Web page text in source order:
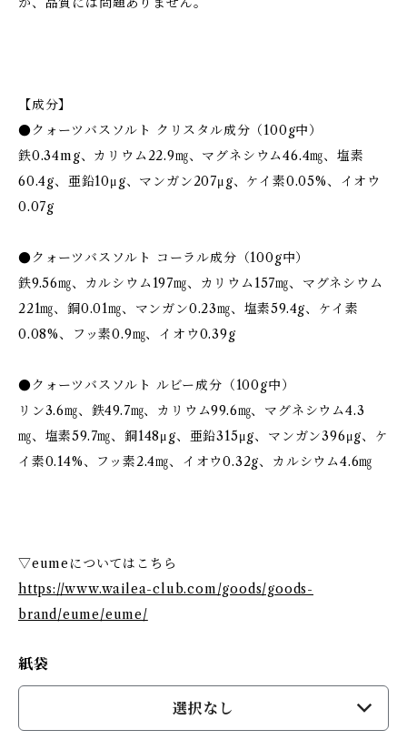
【成分】
●クォーツバスソルト クリスタル成分（100g中）
鉄0.34mg、カリウム22.9㎎、マグネシウム46.4㎎、塩素
60.4g、亜鉛10μg、マンガン207μg、ケイ素0.05%、イオウ
0.07g
●クォーツバスソルト コーラル成分（100g中）
鉄9.56㎎、カルシウム197㎎、カリウム157㎎、マグネシウム
221㎎、銅0.01㎎、マンガン0.23㎎、塩素59.4g、ケイ素
0.08%、フッ素0.9㎎、イオウ0.39g
●クォーツバスソルト ルビー成分（100g中）
リン3.6㎎、鉄49.7㎎、カリウム99.6㎎、マグネシウム4.3
㎎、塩素59.7㎎、銅148μg、亜鉛315μg、マンガン396μg、ケ
イ素0.14%、フッ素2.4㎎、イオウ0.32g、カルシウム4.6㎎
▽eumeについてはこちら
https://www.wailea-club.com/goods/goods-
brand/eume/eume/
紙袋
選択なし